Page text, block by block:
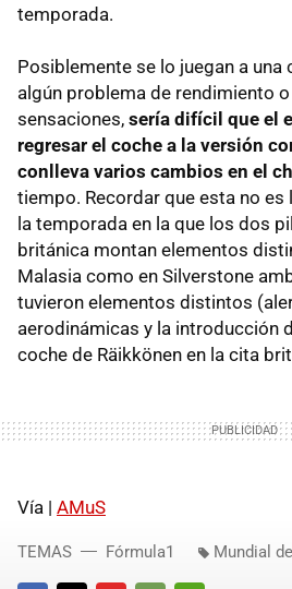
temporada.
Posiblemente se lo juegan a una
algún problema de rendimiento
sensaciones, sería difícil que el
regresar el coche a la versión
conlleva varios cambios en el
tiempo. Recordar que esta no es
la temporada en la que los dos
británica montan elementos
Malasia como en Silverstone
tuvieron elementos distintos
aerodinámicas y la introducción
coche de Räikkönen en la cita
Vía | AMuS
TEMAS Fórmula1 Mundial